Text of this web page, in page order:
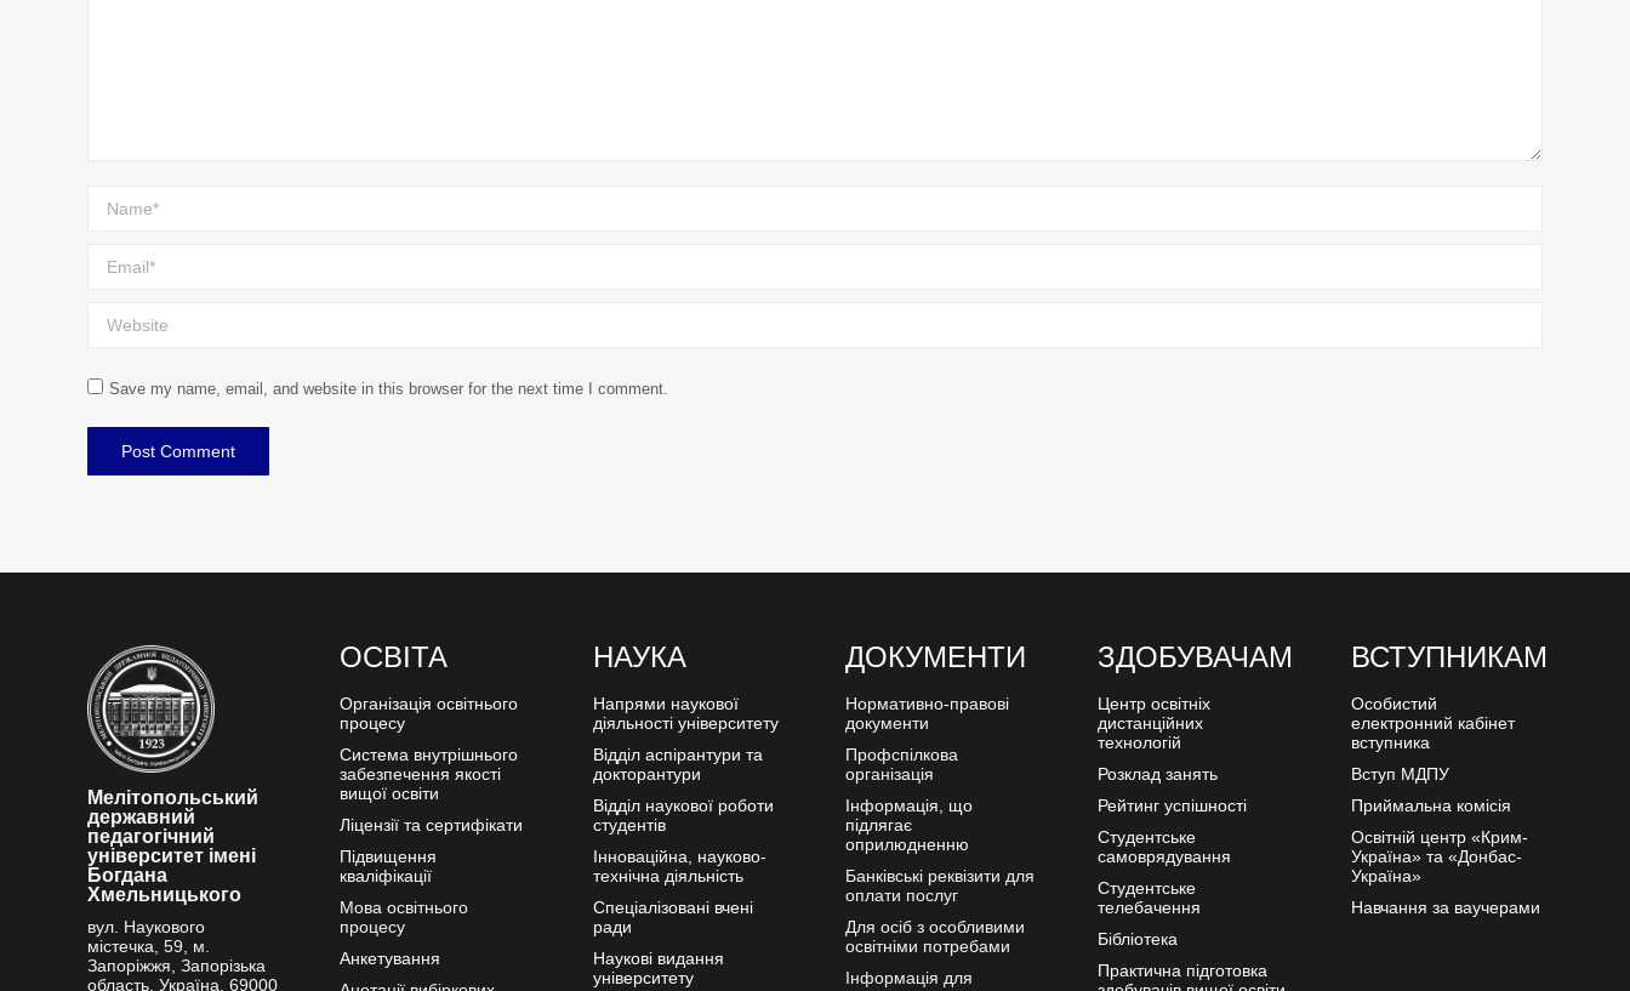
Name *
Email *
Website
Save my name, email, and website in this browser for the next time I comment.
Post Comment
Мелітопольський
державний
педагогічний
університет імені
Богдана
Хмельницького
вул. Наукового
містечка, 59, м.
Запоріжжя, Запорізька
область, Україна, 69000
ОСВІТА
Організація освітнього
процесу
Система внутрішнього
забезпечення якості
вищої освіти
Ліцензії та сертифікати
Підвищення
кваліфікації
Мова освітнього
процесу
Анкетування
НАУКА
Напрями наукової
діяльності університету
Відділ аспірантури та
докторантури
Відділ наукової роботи
студентів
Інноваційна, науково-
технічна діяльність
Спеціалізовані вчені
ради
Наукові видання
університету
ДОКУМЕНТИ
Нормативно-правові
документи
Профспілкова
організація
Інформація, що
підлягає
оприлюдненню
Банківські реквізити для
оплати послуг
Для осіб з особливими
освітніми потребами
Інформація для
ЗДОБУВАЧАМ
Центр освітніх
дистанційних
технологій
Розклад занять
Рейтинг успішності
Студентське
самоврядування
Студентське
телебачення
Бібліотека
Практична підготовка
ВСТУПНИКАМ
Особистий
електронний кабінет
вступника
Вступ МДПУ
Приймальна комісія
Освітній центр «Крим-
Україна» та «Донбас-
Україна»
Навчання за ваучерами